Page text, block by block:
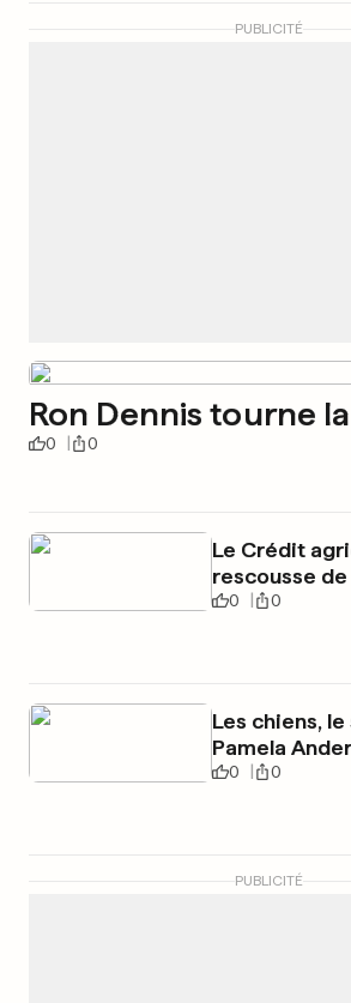
PUBLICITÉ
Ron Dennis tourne
0 0
Le Crédit
rescousse
0 0
Les chiens,
Pamela
0 0
PUBLICITÉ